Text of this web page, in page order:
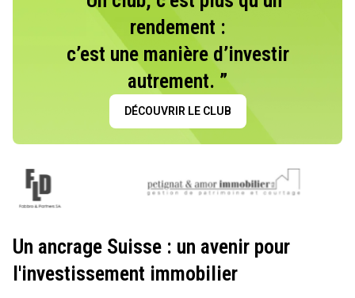
rendement :
c’est une manière d’investir
autrement. ”
DÉCOUVRIR LE CLUB
Un ancrage Suisse : un avenir pour
l'investissement immobilier